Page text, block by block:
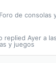
Foro de consolas
y juegos
Ayer a